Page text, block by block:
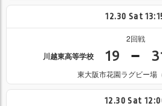
12.30 Sat
2回戦
川越東高等学校 19
東大阪市花園ラグビー場
12.30 Sat